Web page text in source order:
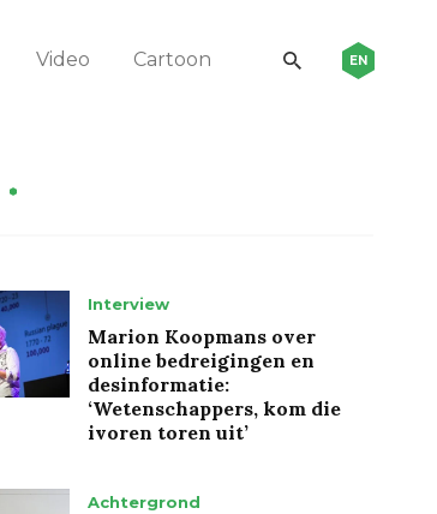
Video Cartoon EN
Interview
Marion Koopmans over
online bedreigingen en
desinformatie:
‘Wetenschappers, kom die
ivoren toren uit’
Achtergrond